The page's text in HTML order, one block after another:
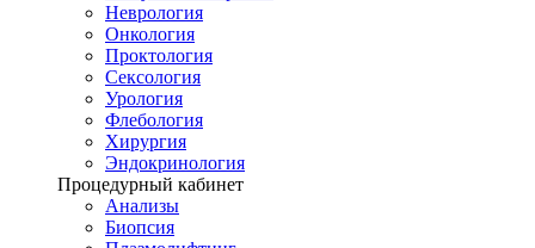
Неврология
Онкология
Проктология
Сексология
Урология
Флебология
Хирургия
Эндокринология
Процедурный кабинет
Анализы
Биопсия